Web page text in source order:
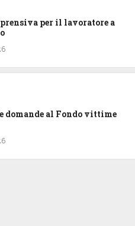
per il lavoratore a
domande al Fondo vittime